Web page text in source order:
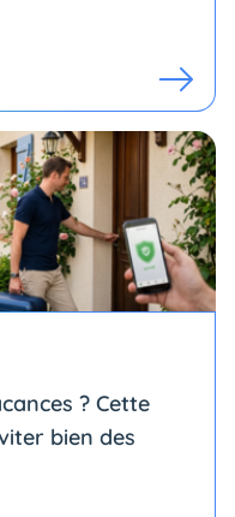
? Cette
bien des